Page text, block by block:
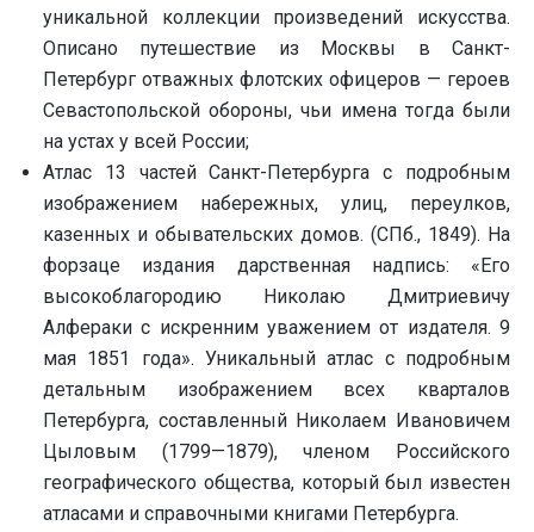
уникальной коллекции произведений искусства.
Описано путешествие из Москвы в Санкт-
Петербург отважных флотских офицеров — героев
Севастопольской обороны, чьи имена тогда были
на устах у всей России;
Атлас 13 частей Санкт-Петербурга с подробным
изображением набережных, улиц, переулков,
казенных и обывательских домов. (СПб., 1849). На
форзаце издания дарственная надпись: «Его
высокоблагородию Николаю Дмитриевичу
Алфераки с искренним уважением от издателя. 9
мая 1851 года». Уникальный атлас с подробным
детальным изображением всех кварталов
Петербурга, составленный Николаем Ивановичем
Цыловым (1799—1879), членом Российского
географического общества, который был известен
атласами и справочными книгами Петербурга.